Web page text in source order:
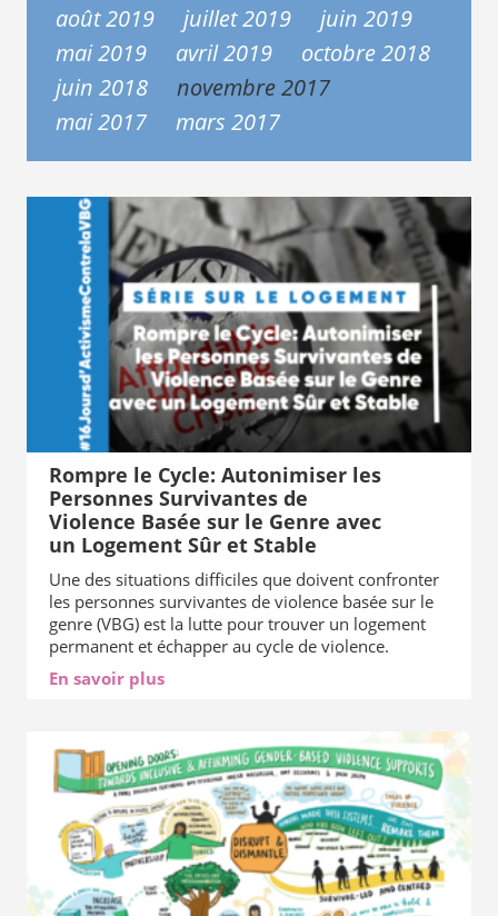
août 2019
juillet 2019
juin 2019
mai 2019
avril 2019
octobre 2018
juin 2018
novembre 2017
mai 2017
mars 2017
Rompre le Cycle: Autonimiser les
Personnes Survivantes de
Violence Basée sur le Genre avec
un Logement Sûr et Stable
Une des situations difficiles que doivent confronter
les personnes survivantes de violence basée sur le
genre (VBG) est la lutte pour trouver un logement
permanent et échapper au cycle de violence.
En savoir plus